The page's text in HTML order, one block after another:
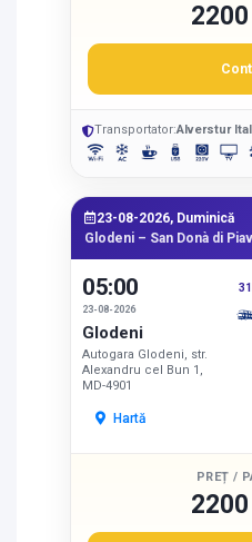
Transportator:Alverstur
23-08-2026, Duminică
Glodeni – San Donà di
05:00
23-08-2026
Glodeni
Autogara Glodeni, str.
Alexandru cel Bun 1,
MD-4901
Hartă
PREȚ /